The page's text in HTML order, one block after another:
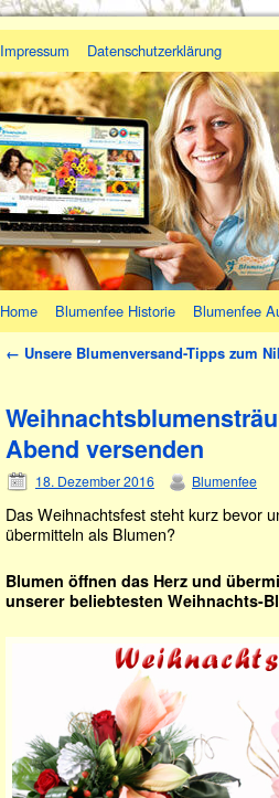
Impressum Datenschutzerklärung
Home Blumenfee Historie Blumenfee
← Unsere Blumenversand-Tipps zum
Abend versenden
18. Dezember 2016 Blumenfee
Das Weihnachtsfest steht kurz bevor
übermitteln als Blumen?
Blumen öffnen das Herz und
unserer beliebtesten Weihnachts-